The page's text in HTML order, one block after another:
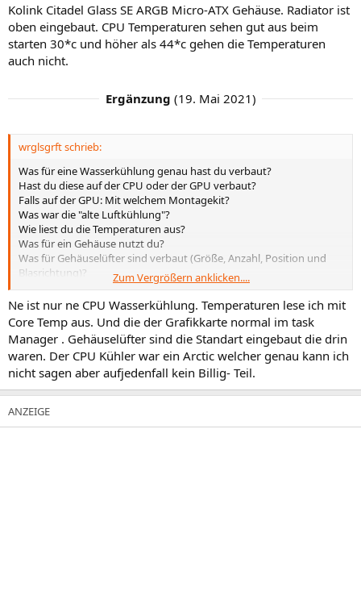
Kolink Citadel Glass SE ARGB Micro-ATX Gehäuse. Radiator ist
oben eingebaut. CPU Temperaturen sehen gut aus beim
starten 30*c und höher als 44*c gehen die Temperaturen
auch nicht.
Ergänzung (19. Mai 2021)
wrglsgrft schrieb:
Was für eine Wasserkühlung genau hast du verbaut?
Hast du diese auf der CPU oder der GPU verbaut?
Falls auf der GPU: Mit welchem Montagekit?
Was war die "alte Luftkühlung"?
Wie liest du die Temperaturen aus?
Was für ein Gehäuse nutzt du?
Was für Gehäuselüfter sind verbaut (Größe, Anzahl, Position und
Blasrichtung)?
Wie sehen die Taktraten aus?
Zum Vergrößern anklicken....
Ne ist nur ne CPU Wasserkühlung. Temperaturen lese ich mit
Core Temp aus. Und die der Grafikkarte normal im task
Manager . Gehäuselüfter sind die Standart eingebaut die drin
waren. Der CPU Kühler war ein Arctic welcher genau kann ich
nicht sagen aber aufjedenfall kein Billig- Teil.